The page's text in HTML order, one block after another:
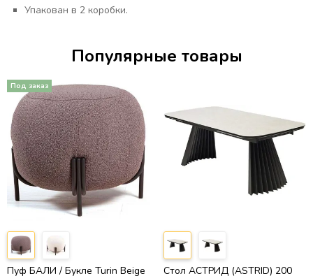
Упакован в 2 коробки.
Популярные товары
Пуф БАЛИ / Букле Turin Beige Стол АСТРИД (ASTRID) 200